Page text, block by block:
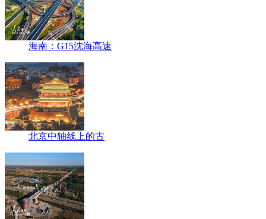
海南：G15沈海高速
北京中轴线上的古